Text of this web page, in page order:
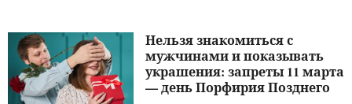
Нельзя знакомиться с
мужчинами и показывать
украшения: запреты 11 марта
— день Порфирия Позднего